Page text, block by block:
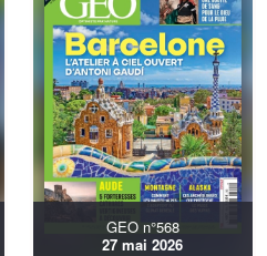
GEO n°568
27 mai 2026